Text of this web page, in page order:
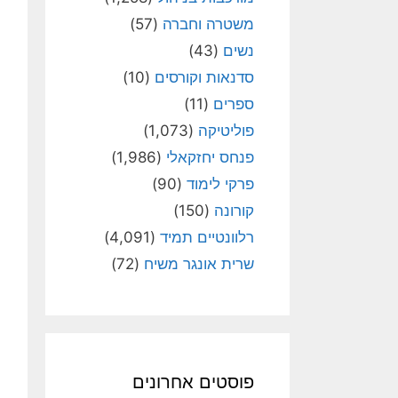
משטרה וחברה (57)
נשים (43)
סדנאות וקורסים (10)
ספרים (11)
פוליטיקה (1,073)
פנחס יחזקאלי (1,986)
פרקי לימוד (90)
קורונה (150)
רלוונטיים תמיד (4,091)
שרית אונגר משיח (72)
פוסטים אחרונים